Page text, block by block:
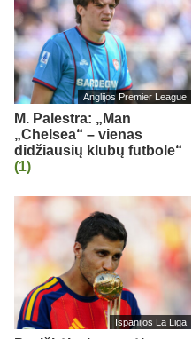
Anglijos Premier League
M. Palestra: „Man
„Chelsea“ – vienas
didžiausių klubų futbole“
(1)
Ispanijos La Liga